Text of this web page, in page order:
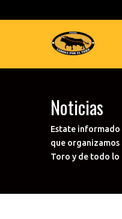
Noticias
Estate informado
que organizamos
Toro y de todo lo